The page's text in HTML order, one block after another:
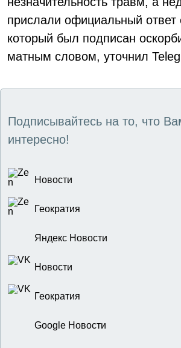
прислали официальный
который был подписан
матным словом, уточнил
Подписывайтесь на то, что
интересно!
Новости
Геократия
Яндекс Новости
Новости
Геократия
Google Новости